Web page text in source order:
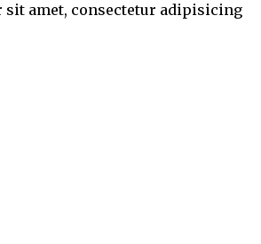
amet, consectetur adipisicing